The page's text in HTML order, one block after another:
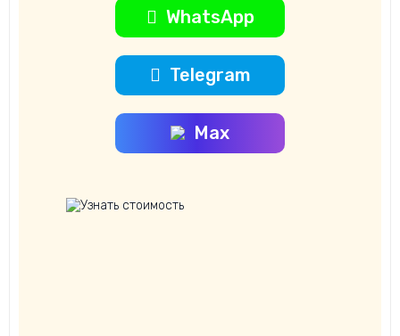
WhatsApp
Telegram
Max